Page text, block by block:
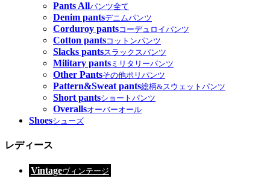
Pants Allパンツ全て
Denim pantsデニムパンツ
Corduroy pantsコーデュロイパンツ
Cotton pantsコットンパンツ
Slacks pantsスラックスパンツ
Military pants ミリタリーパンツ
Other Pantsその他ポリパンツ
Pattern&Sweat pants総柄&スウェットパンツ
Short pantsショートパンツ
Overallsオーバーオール
Shoesシューズ
レディース
Vintageヴィンテージ